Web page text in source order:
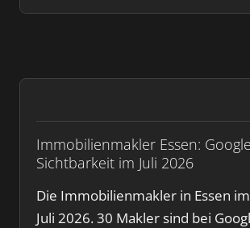
Immobilienmakler Essen:
Sichtbarkeit im Juli 2026
Die Immobilienmakler in Essen
Juli 2026. 30 Makler sind bei